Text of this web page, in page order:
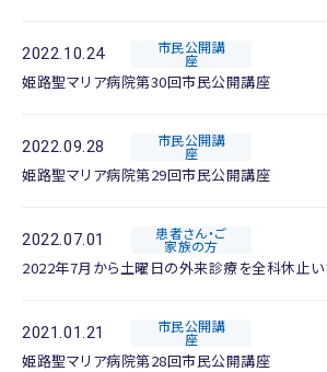
2022.10.24 市民公開講
座
姫路聖マリア病院第30回市民公開講座
2022.09.28 市民公開講
座
姫路聖マリア病院第29回市民公開講座
2022.07.01 患者さん・ご
家族の方
2022年7月から土曜日の外来診療を全科休止い
2021.01.21 市民公開講
座
姫路聖マリア病院第28回市民公開講座